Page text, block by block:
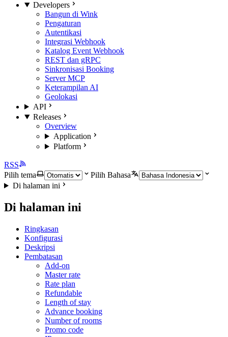
Developers
Bangun di Wink
Pengaturan
Autentikasi
Integrasi Webhook
Katalog Event Webhook
REST dan gRPC
Sinkronisasi Booking
Server MCP
Keterampilan AI
Geolokasi
API
Releases
Overview
Application
Platform
RSS
Pilih tema
Pilih Bahasa
Di halaman ini
Di halaman ini
Ringkasan
Konfigurasi
Deskripsi
Pembatasan
Add-on
Master rate
Rate plan
Refundable
Length of stay
Advance booking
Number of rooms
Promo code